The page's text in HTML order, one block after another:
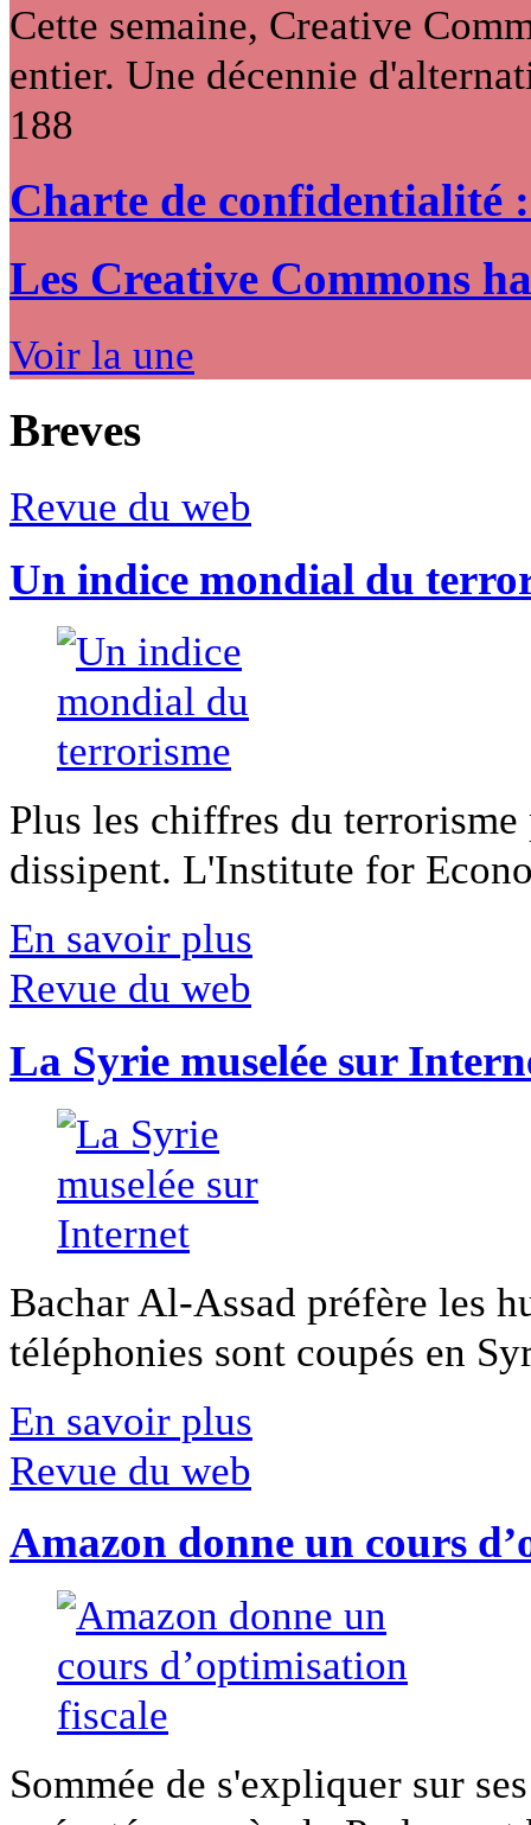
Cette semaine, Creative
entier. Une décennie
188
Charte de confidentialité
Les Creative Commons
Voir la une
Breves
Revue du web
Un indice mondial du
Plus les chiffres du
dissipent. L'Institute for
En savoir plus
Revue du web
La Syrie muselée sur
Bachar Al-Assad préfère les
téléphonies sont coupés en
En savoir plus
Revue du web
Amazon donne un cours
Sommée de s'expliquer sur